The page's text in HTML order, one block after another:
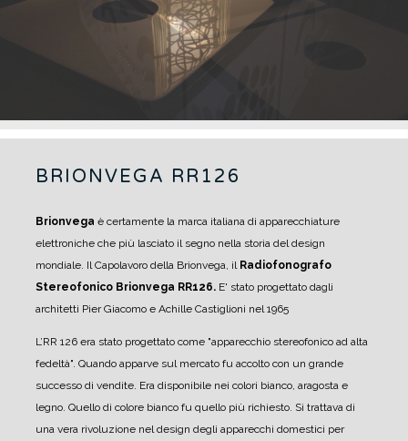
BRIONVEGA RR126
Brionvega è certamente la marca italiana di apparecchiature
elettroniche che più lasciato il segno nella storia del design
mondiale. Il Capolavoro della Brionvega, il Radiofonografo
Stereofonico Brionvega RR126. E' stato progettato dagli
architetti Pier Giacomo e Achille Castiglioni nel 1965
L’RR 126 era stato progettato come "apparecchio stereofonico ad alta
fedeltà". Quando apparve sul mercato fu accolto con un grande
successo di vendite. Era disponibile nei colori bianco, aragosta e
legno. Quello di colore bianco fu quello più richiesto. Si trattava di
una vera rivoluzione nel design degli apparecchi domestici per